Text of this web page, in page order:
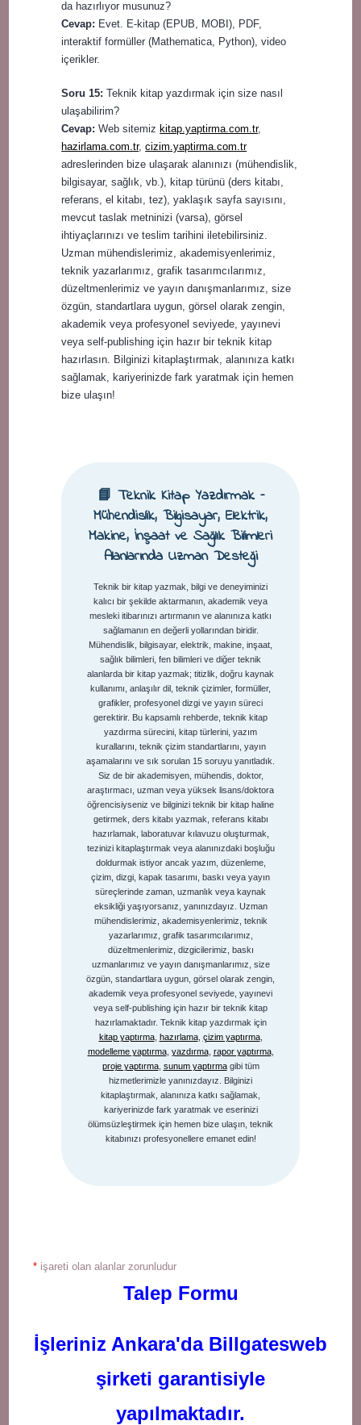
da hazırlıyor musunuz?
Cevap: Evet. E-kitap (EPUB, MOBI), PDF,
interaktif formüller (Mathematica, Python), video
içerikler.
Soru 15: Teknik kitap yazdırmak için size nasıl
ulaşabilirim?
Cevap: Web sitemizkitap.yaptirma.com.tr,
hazirlama.com.tr,cizim.yaptirma.com.tr
adreslerinden bize ulaşarak alanınızı (mühendislik,
bilgisayar, sağlık, vb.), kitap türünü (ders kitabı,
referans, el kitabı, tez), yaklaşık sayfa sayısını,
mevcut taslak metninizi (varsa), görsel
ihtiyaçlarınızı ve teslim tarihini iletebilirsiniz.
Uzman mühendislerimiz, akademisyenlerimiz,
teknik yazarlarımız, grafik tasarımcılarımız,
düzeltmenlerimiz ve yayın danışmanlarımız, size
özgün, standartlara uygun, görsel olarak zengin,
akademik veya profesyonel seviyede, yayınevi
veya self-publishing için hazır bir teknik kitap
hazırlasın. Bilginizi kitaplaştırmak, alanınıza katkı
sağlamak, kariyerinizde fark yaratmak için hemen
bize ulaşın!
📘 Teknik Kitap Yazdırmak –
Mühendislik, Bilgisayar, Elektrik,
Makine, İnşaat ve Sağlık Bilimleri
Alanlarında Uzman Desteği
Teknik bir kitap yazmak, bilgi ve deneyiminizi
kalıcı bir şekilde aktarmanın, akademik veya
mesleki itibarınızı artırmanın ve alanınıza katkı
sağlamanın en değerli yollarından biridir.
Mühendislik, bilgisayar, elektrik, makine, inşaat,
sağlık bilimleri, fen bilimleri ve diğer teknik
alanlarda bir kitap yazmak; titizlik, doğru kaynak
kullanımı, anlaşılır dil, teknik çizimler, formüller,
grafikler, profesyonel dizgi ve yayın süreci
gerektirir. Bu kapsamlı rehberde, teknik kitap
yazdırma sürecini, kitap türlerini, yazım
kurallarını, teknik çizim standartlarını, yayın
aşamalarını ve sık sorulan 15 soruyu yanıtladık.
Siz de bir akademisyen, mühendis, doktor,
araştırmacı, uzman veya yüksek lisans/doktora
öğrencisiyseniz ve bilginizi teknik bir kitap haline
getirmek, ders kitabı yazmak, referans kitabı
hazırlamak, laboratuvar kılavuzu oluşturmak,
tezinizi kitaplaştırmak veya alanınızdaki boşluğu
doldurmak istiyor ancak yazım, düzenleme,
çizim, dizgi, kapak tasarımı, baskı veya yayın
süreçlerinde zaman, uzmanlık veya kaynak
eksikliği yaşıyorsanız, yanınızdayız. Uzman
mühendislerimiz, akademisyenlerimiz, teknik
yazarlarımız, grafik tasarımcılarımız,
düzeltmenlerimiz, dizgicilerimiz, baskı
uzmanlarımız ve yayın danışmanlarımız, size
özgün, standartlara uygun, görsel olarak zengin,
akademik veya profesyonel seviyede, yayınevi
veya self-publishing için hazır bir teknik kitap
hazırlamaktadır. Teknik kitap yazdırmak için
kitap yaptırma, hazırlama, çizim yaptırma,
modelleme yaptırma, yazdırma, rapor yaptırma,
proje yaptırma, sunum yaptırmagibi tüm
hizmetlerimizle yanınızdayız. Bilginizi
kitaplaştırmak, alanınıza katkı sağlamak,
kariyerinizde fark yaratmak ve eserinizi
ölümsüzleştirmek için hemen bize ulaşın, teknik
kitabınızı profesyonellere emanet edin!
* işareti olan alanlar zorunludur
Talep Formu
İşleriniz Ankara'da Billgatesweb
şirketi garantisiyle
yapılmaktadır.